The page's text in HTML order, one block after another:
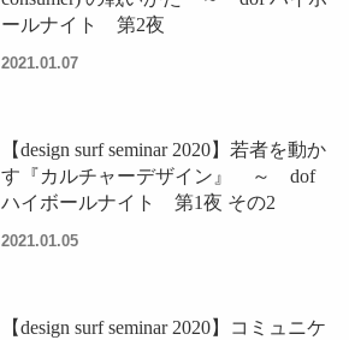
ールナイト 第2夜
2021.01.07
【design surf seminar 2020】若者を動か
す『カルチャーデザイン』 ～ dof
ハイボールナイト 第1夜 その2
2021.01.05
【design surf seminar 2020】コミュニケ